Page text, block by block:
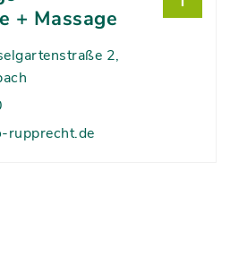
+ Massage
2,
rupprecht.de